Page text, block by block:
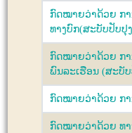
ກົດໝາຍວ່າດ້ວຍ ກ
ທາງບົກ(ສະບັບປັບປຸ
ກົດໝາຍວ່າດ້ວຍ ກ
ພົນລະເຮືອນ (ສະບັ
ກົດໝາຍວ່າດ້ວຍ ກາ
ກົດໝາຍວ່າດ້ວຍ ທາ